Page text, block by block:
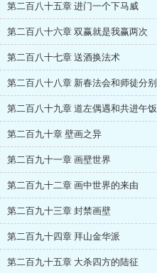
第二百八十五章 进门一个下马威
第二百八十六章 双赢就是我赢两次
第二百八十七章 送酒换法术
第二百八十八章 新春法会和师徒分别
第二百八十九章 道左偶遇和共进午饭
第二百九十章 壁画之异
第二百九十一章 画壁世界
第二百九十二章 画中世界的来由
第二百九十三章 封禁画壁
第二百九十四章 拜山金华派
第二百九十五章 大杀四方的陆征